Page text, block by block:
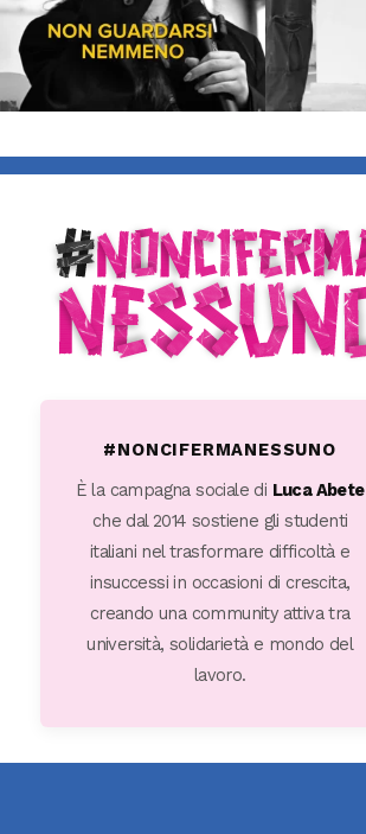
#NONCIFERMANESSUNO
È la campagna sociale di Luca Abete
che dal 2014 sostiene gli studenti
italiani nel trasformare difficoltà e
insuccessi in occasioni di crescita,
creando una community attiva tra
università, solidarietà e mondo del
lavoro.